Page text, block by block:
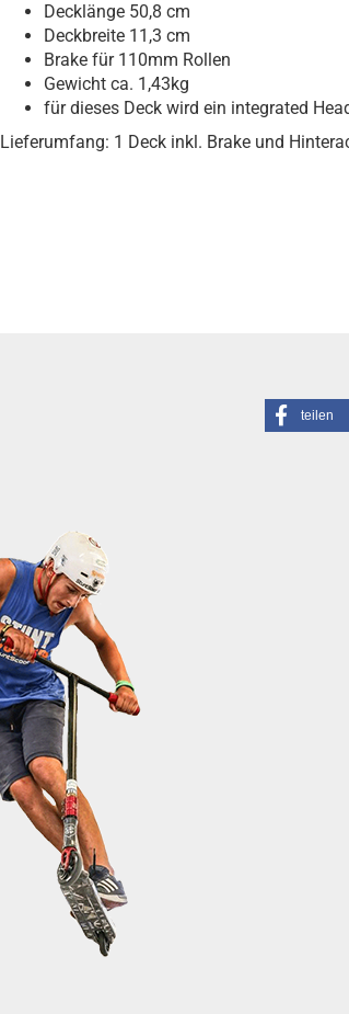
Decklänge 50,8 cm
Deckbreite 11,3 cm
Brake für 110mm Rollen
Gewicht ca. 1,43kg
für dieses Deck wird ein integrated
Lieferumfang: 1 Deck inkl. Brake und
teilen